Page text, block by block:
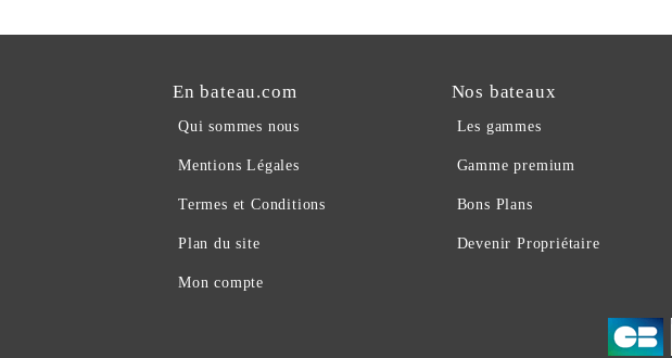
En bateau.com
Qui sommes nous
Mentions Légales
Termes et Conditions
Plan du site
Mon compte
Nos bateaux
Les gammes
Gamme premium
Bons Plans
Devenir Propriétaire